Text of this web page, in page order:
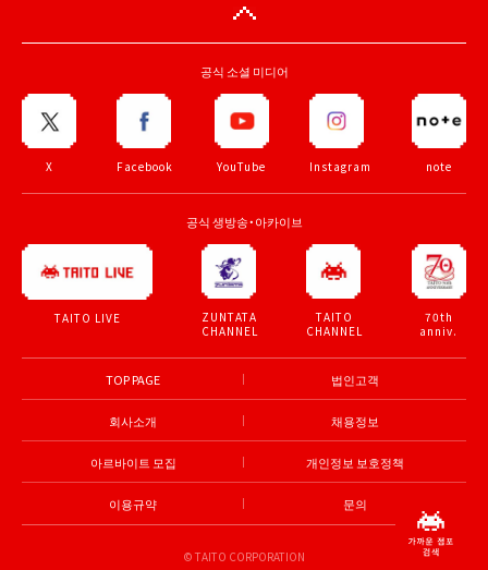
공식 소셜 미디어
X Facebook YouTube Instagram note
공식 생방송・아카이브
TAITO LIVE
ZUNTATA
CHANNEL
TAITO
CHANNEL
70th
anniv.
TOP PAGE 법인고객
회사소개 채용정보
아르바이트 모집 개인정보 보호정책
이용규약 문의
© TAITO CORPORATION